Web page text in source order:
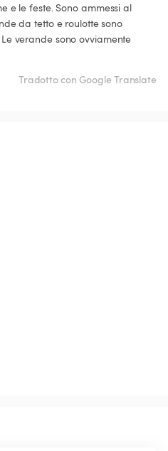
e le feste. Sono ammessi al
da tetto e roulotte sono
verande sono ovviamente
Tradotto con Google Translate